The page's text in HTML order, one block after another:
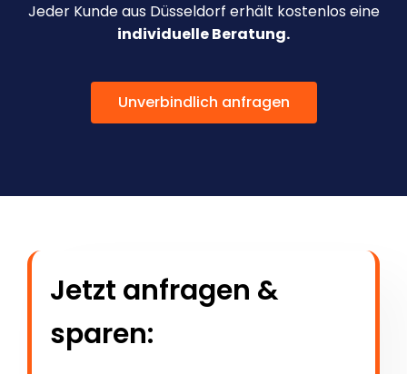
Jeder Kunde aus Düsseldorf erhält kostenlos eine
individuelle Beratung.
Unverbindlich anfragen
Jetzt anfragen &
sparen: